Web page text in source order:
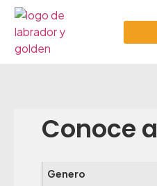
Conoce a
Genero